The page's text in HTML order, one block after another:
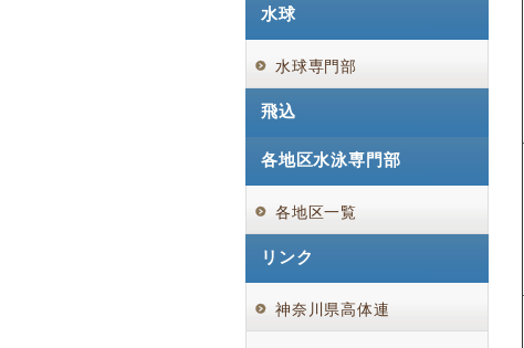
水球
水球専門部
飛込
各地区水泳専門部
各地区一覧
リンク
神奈川県高体連